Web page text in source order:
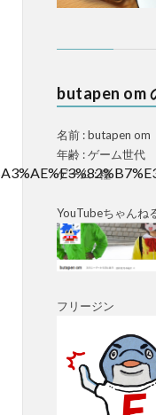
butapen om
名前 : butapen om
年齢 : ゲーム世代
ゲーム : 糧
YouTubeちゃんね
フリージン